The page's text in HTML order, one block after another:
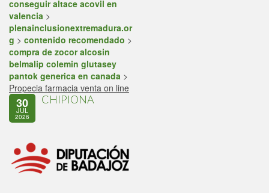
conseguir altace acovil en
valencia >
plenainclusionextremadura.or
g > contenido recomendado >
compra de zocor alcosin
belmalip colemin glutasey
pantok generica en canada >
Propecia farmacia venta on line
30
JUL
2026
CHIPIONA